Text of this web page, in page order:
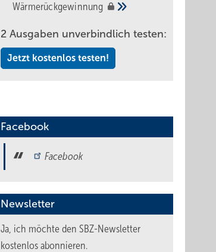
Wärmerückgewinnung
2 Ausgaben unverbindlich testen:
Jetzt kostenlos testen!
Facebook
Facebook
Newsletter
Ja, ich möchte den SBZ-Newsletter
kostenlos abonnieren.